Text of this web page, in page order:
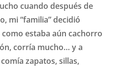
cuando después de
mi “familia” decidió
estaba aún cachorro
corría mucho… y a
zapatos, sillas,